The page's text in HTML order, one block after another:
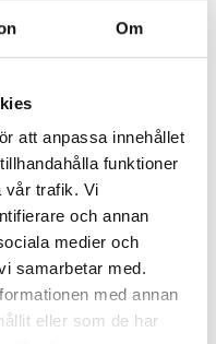
Om
att anpassa innehållet
funktioner
vår trafik. Vi
och annan
medier och
samarbetar med.
med annan
eller som de har